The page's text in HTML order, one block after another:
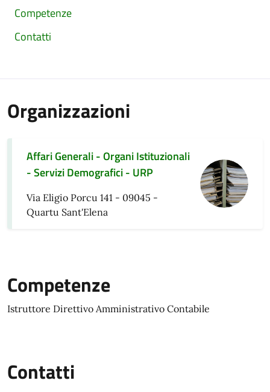
Competenze
Contatti
Organizzazioni
Affari Generali - Organi Istituzionali
- Servizi Demografici - URP
Via Eligio Porcu 141 - 09045 -
Quartu Sant'Elena
Competenze
Istruttore Direttivo Amministrativo Contabile
Contatti